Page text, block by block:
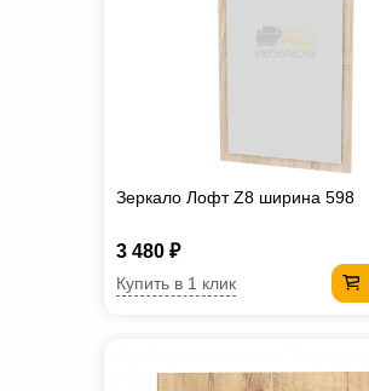
Зеркало Лофт Z8 ширина 598
3 480 ₽
Купить в 1 клик